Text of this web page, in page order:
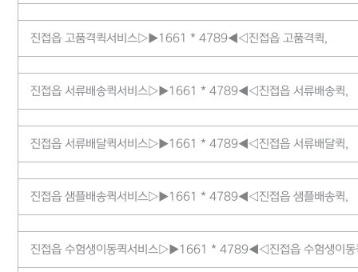
진접읍 고품격퀵서비스▷▶1661 * 4789◀◁진접읍 고품격퀵,
진접읍 서류배송퀵서비스▷▶1661 * 4789◀◁진접읍 서류배송퀵,
진접읍 서류배달퀵서비스▷▶1661 * 4789◀◁진접읍 서류배달퀵,
진접읍 샘플배송퀵서비스▷▶1661 * 4789◀◁진접읍 샘플배송퀵,
진접읍 수험생이동퀵서비스▷▶1661 * 4789◀◁진접읍 수험생이동